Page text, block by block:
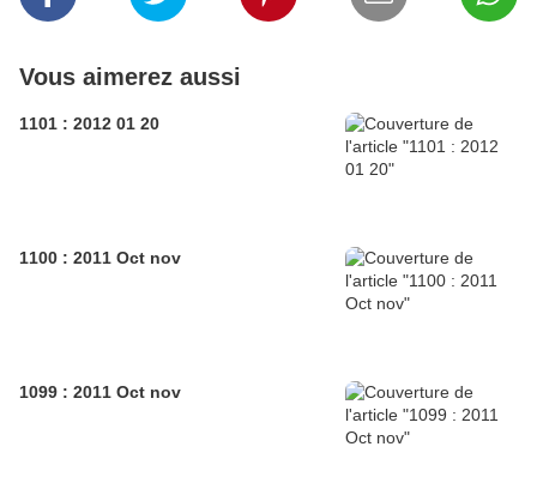
Vous aimerez aussi
1101 : 2012 01 20
1100 : 2011 Oct nov
1099 : 2011 Oct nov